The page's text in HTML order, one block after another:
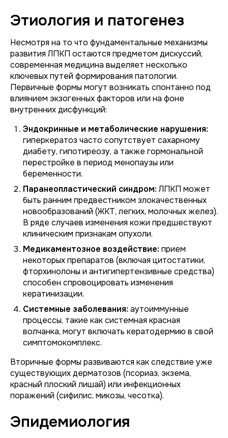
Этиология и патогенез
Несмотря на то что фундаментальные механизмы
развития ЛПКП остаются предметом дискуссий,
современная медицина выделяет несколько
ключевых путей формирования патологии.
Первичные формы могут возникать спонтанно под
влиянием экзогенных факторов или на фоне
внутренних дисфункций:
Эндокринные и метаболические нарушения:
гиперкератоз часто сопутствует сахарному
диабету, гипотиреозу, а также гормональной
перестройке в период менопаузы или
беременности.
Паранеопластический синдром:ЛПКП может
быть ранним предвестником злокачественных
новообразований (ЖКТ, легких, молочных желез).
В ряде случаев изменения кожи предшествуют
клиническим признакам опухоли.
Медикаментозное воздействие: прием
некоторых препаратов (включая цитостатики,
фторхинолоны и антигипертензивные средства)
способен спровоцировать изменения
кератинизации.
Системные заболевания: аутоиммунные
процессы, такие как системная красная
волчанка, могут включать кератодермию в свой
симптомокомплекс.
Вторичные формы развиваются как следствие уже
существующих дерматозов (псориаз, экзема,
красный плоский лишай) или инфекционных
поражений (сифилис, микозы, чесотка).
Эпидемиология